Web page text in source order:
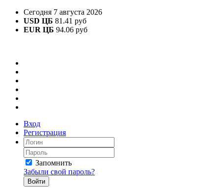
Сегодня 7 августа 2026
USD ЦБ 81.41 руб
EUR ЦБ 94.06 руб
Вход
Регистрация
Запомнить
Забыли свой пароль?